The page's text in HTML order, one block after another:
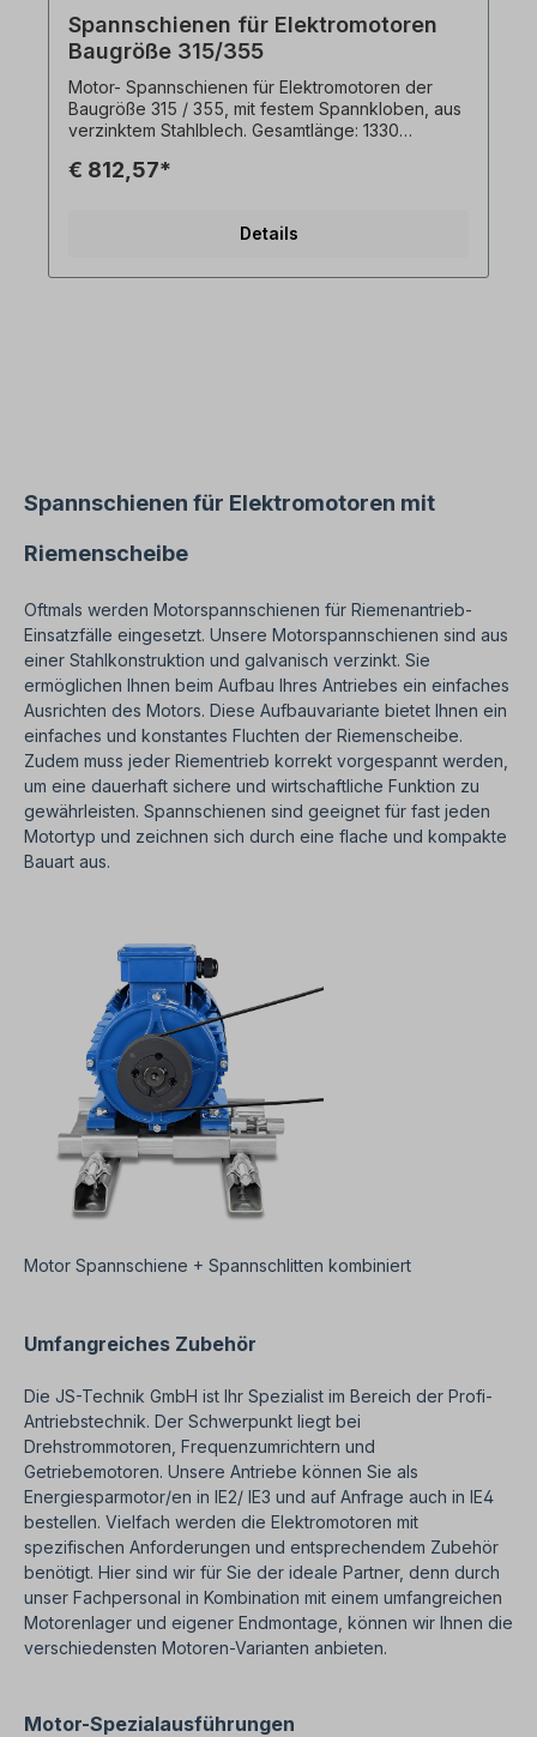
Spannschienen für Elektromotoren
Baugröße 315/355
Motor- Spannschienen für Elektromotoren der
Baugröße 315 / 355, mit festem Spannkloben, aus
verzinktem Stahlblech. Gesamtlänge: 1330
Motor- Spannschienen werden für Riemenantrieb-
und galvanisch Verzinkt. Sie ermöglichen beim
Motors zur Riemenscheibe. Spannschienen sind
€ 812,57*
Details
Spannschienen für Elektromotoren mit
Riemenscheibe
Oftmals werden Motorspannschienen für Riemenantrieb-
Einsatzfälle eingesetzt. Unsere Motorspannschienen sind aus
einer Stahlkonstruktion und galvanisch verzinkt. Sie
ermöglichen Ihnen beim Aufbau Ihres Antriebes ein einfaches
Ausrichten des Motors. Diese Aufbauvariante bietet Ihnen ein
einfaches und konstantes Fluchten der Riemenscheibe.
Zudem muss jeder Riementrieb korrekt vorgespannt werden,
um eine dauerhaft sichere und wirtschaftliche Funktion zu
gewährleisten. Spannschienen sind geeignet für fast jeden
Motortyp und zeichnen sich durch eine flache und kompakte
Bauart aus.
Motor Spannschiene + Spannschlitten kombiniert
Umfangreiches Zubehör
Die JS-Technik GmbH ist Ihr Spezialist im Bereich der Profi-
Antriebstechnik. Der Schwerpunkt liegt bei
Drehstrommotoren, Frequenzumrichtern und
Getriebemotoren. Unsere Antriebe können Sie als
Energiesparmotor/en in IE2/ IE3 und auf Anfrage auch in IE4
bestellen. Vielfach werden die Elektromotoren mit
spezifischen Anforderungen und entsprechendem Zubehör
benötigt. Hier sind wir für Sie der ideale Partner, denn durch
unser Fachpersonal in Kombination mit einem umfangreichen
Motorenlager und eigener Endmontage, können wir Ihnen die
verschiedensten Motoren-Varianten anbieten.
Motor-Spezialausführungen